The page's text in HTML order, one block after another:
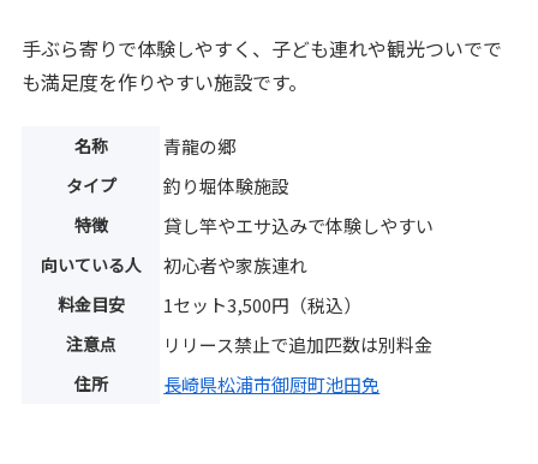
手ぶら寄りで体験しやすく、子ども連れや観光ついでで
も満足度を作りやすい施設です。
名称 青龍の郷
タイプ 釣り堀体験施設
特徴 貸し竿やエサ込みで体験しやすい
向いている人 初心者や家族連れ
料金目安 1セット3,500円（税込）
注意点 リリース禁止で追加匹数は別料金
住所 長崎県松浦市御厨町池田免